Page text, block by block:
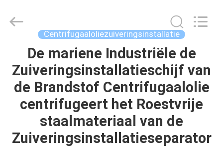
HUIS
PRODUCTEN
ONGEVEER
ONS
Manufacture
Centrifugaaloliezuiveringsinstallatie
De mariene Industriële de
Zuiveringsinstallatieschijf van
de Brandstof Centrifugaalolie
centrifugeert het Roestvrije
staalmateriaal van de
Zuiveringsinstallatieseparator